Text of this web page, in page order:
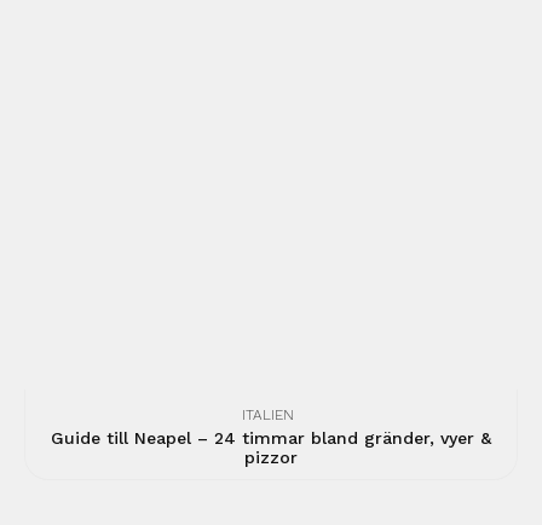
ITALIEN
Guide till Neapel – 24 timmar bland gränder, vyer &
pizzor